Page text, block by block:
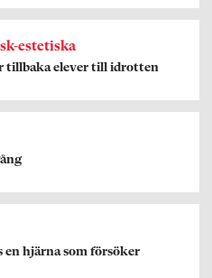
estetiska
tillbaka elever till idrotten
en hjärna som försöker